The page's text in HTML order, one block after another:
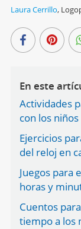
Laura Cerrillo,
En este
Actividades
con los niños
Ejercicios
del reloj en
Juegos para
horas y
Cuentos
tiempo a los